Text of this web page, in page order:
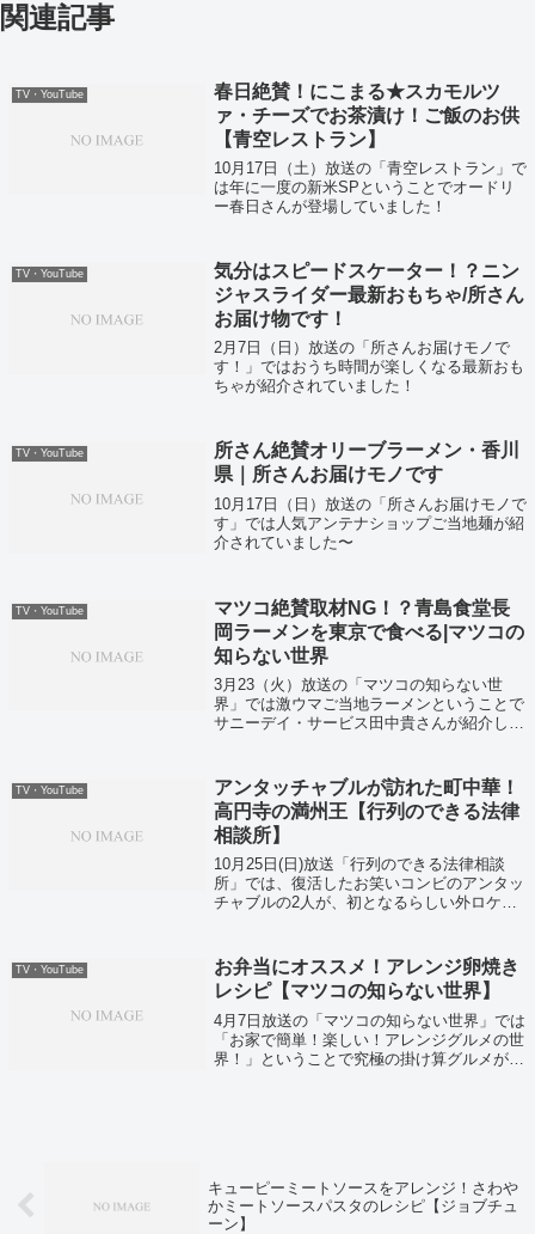
関連記事
TV・YouTube
春日絶賛！にこまる★スカモルツ
ァ・チーズでお茶漬け！ご飯のお供
【青空レストラン】
10月17日（土）放送の「青空レストラン」で
は年に一度の新米SPということでオードリ
ー春日さんが登場していました！
TV・YouTube
気分はスピードスケーター！？ニン
ジャスライダー最新おもちゃ/所さん
お届け物です！
2月7日（日）放送の「所さんお届けモノで
す！」ではおうち時間が楽しくなる最新おも
ちゃが紹介されていました！
TV・YouTube
所さん絶賛オリーブラーメン・香川
県｜所さんお届けモノです
10月17日（日）放送の「所さんお届けモノで
す」では人気アンテナショップご当地麺が紹
介されていました〜
TV・YouTube
マツコ絶賛取材NG！？青島食堂長
岡ラーメンを東京で食べる|マツコの
知らない世界
3月23（火）放送の「マツコの知らない世
界」では激ウマご当地ラーメンということで
サニーデイ・サービス田中貴さんが紹介して
TV・YouTube
アンタッチャブルが訪れた町中華！
高円寺の満州王【行列のできる法律
相談所】
10月25日(日)放送「行列のできる法律相談
所」では、復活したお笑いコンビのアンタッ
チャブルの2人が、初となるらしい外ロケへ
TV・YouTube
お弁当にオススメ！アレンジ卵焼き
レシピ【マツコの知らない世界】
4月7日放送の「マツコの知らない世界」では
「お家で簡単！楽しい！アレンジグルメの世
界！」ということで究極の掛け算グルメが紹
キューピーミートソースをアレンジ！さわや
かミートソースパスタのレシピ【ジョブチュ
ーン】